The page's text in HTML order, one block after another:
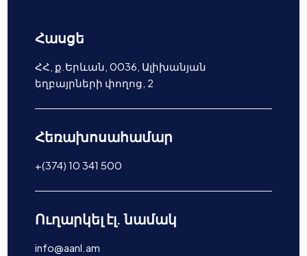
Հասցե
ՀՀ, ք.Երևան, 0036, Ալիխանյան
եղբայրների փողոց, 2
Հեռախոսահամար
+(374) 10 341 500
Ուղարկել էլ. նամակ
info@aanl.am